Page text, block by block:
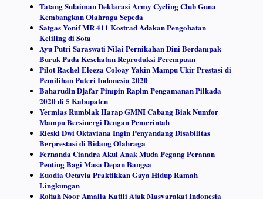
Tatang Sulaiman Deklarasi Army Cycling Club Guna
Kembangkan Olahraga Sepeda
Satgas Yonif MR 411 Kostrad Adakan Pengobatan
Keliling di Sota
Ayu Putri Saraswati Nilai Pernikahan Dini Berdampak
Buruk Pada Kesehatan Reproduksi Perempuan
Pilot Rachel Eleeza Coloay Yakin Mampu Ukir Prestasi di
Pemilihan Puteri Indonesia 2020
Baharudin Djafar Pimpin Rapim Pengamanan Pilkada
2020 di 5 Kabupaten
Yermias Rumbiak Harap GMNI Cabang Biak Numfor
Mampu Bersinergi Dengan Pemerintah
Rieski Dwi Oktaviana Ingin Penyandang Disabilitas
Berprestasi di Bidang Olahraga
Fernanda Ciandra Akui Anak Muda Pegang Peranan
Penting Bagi Masa Depan Bangsa
Euodia Octavia Praktikkan Gaya Hidup Ramah
Lingkungan
Rofiah Noor Amalia Katili Ajak Masyarakat Indonesia